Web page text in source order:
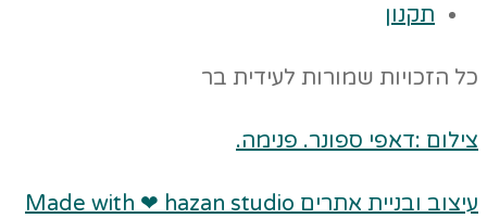
תקנון
כל הזכויות שמורות לעידית בר
צילום :דאפי ספונר. פנימה.
עיצוב ובניית אתרים Made with ❤ hazan studio